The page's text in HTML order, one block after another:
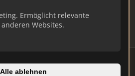
Ermöglicht relevante
Websites.
Alle ablehnen